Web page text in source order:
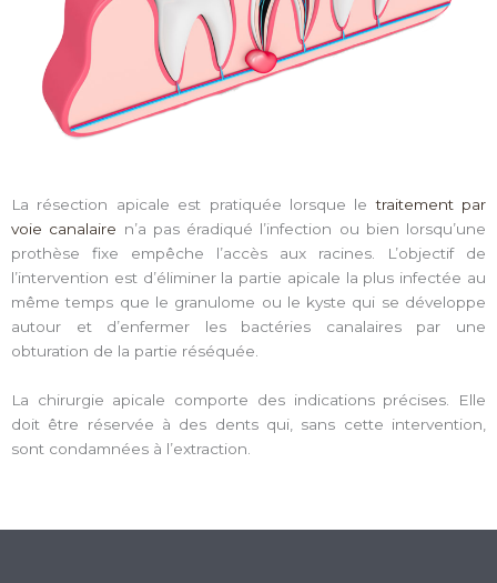
La résection apicale est pratiquée lorsque letraitement par
voie canalaire n’a pas éradiqué l’infection ou bien lorsqu’une
prothèse fixe empêche l’accès aux racines. L’objectif de
l’intervention est d’éliminer la partie apicale la plus infectée au
même temps que le granulome ou le kyste qui se développe
autour et d’enfermer les bactéries canalaires par une
obturation de la partie réséquée.
La chirurgie apicale comporte des indications précises. Elle
doit être réservée à des dents qui, sans cette intervention,
sont condamnées à l’extraction.